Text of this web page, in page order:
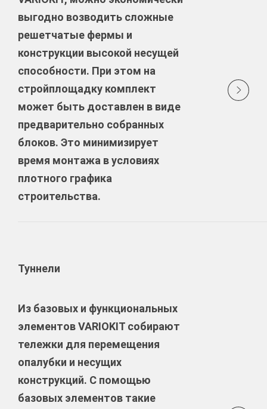
выгодно возводить сложные
решетчатые фермы и
конструкции высокой несущей
способности. При этом на
стройплощадку комплект
может быть доставлен в виде
предварительно собранных
блоков. Это минимизирует
время монтажа в условиях
плотного графика
строительства.
Туннели
Из базовых и функциональных
элементов VARIOKIT собирают
тележки для перемещения
опалубки и несущих
конструкций. С помощью
базовых элементов такие